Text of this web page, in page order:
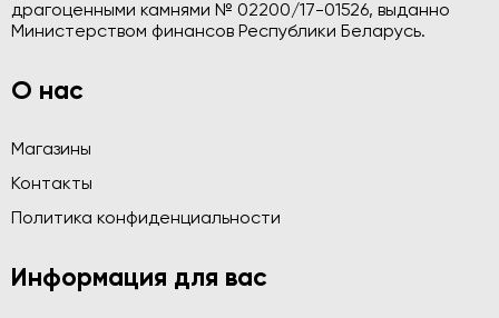
драгоценными камнями № 02200/17-01526, выданно
Министерством финансов Республики Беларусь.
О нас
Магазины
Контакты
Политика конфиденциальности
Информация для вас